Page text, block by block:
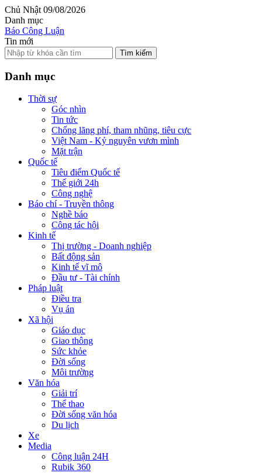
Chủ Nhật 09/08/2026
Danh mục
Báo Công Luận
Tin mới
Tìm kiếm
Danh mục
Thời sự
Góc nhìn
Tin tức
Chống lãng phí, tham nhũng, tiêu cực
Việt Nam - Kỷ nguyên vươn mình
Mặt trận
Quốc tế
Tiêu điểm Quốc tế
Thế giới 24h
Công nghệ
Báo chí - Truyền thông
Nghề báo
Công tác hội
Kinh tế
Thị trường - Doanh nghiệp
Bất động sản
Kinh tế vĩ mô
Đầu tư - Tài chính
Pháp luật
Điều tra
Vụ án
Xã hội
Giáo dục
Giao thông
Sức khỏe
Đời sống
Môi trường
Văn hóa
Giải trí
Thể thao
Đời sống văn hóa
Du lịch
Xe
Media
Công luận 24H
Rubik 360